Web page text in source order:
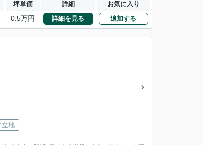
坪単価 詳細 お気に入り
0.5万円 詳細を見る 追加する
立地